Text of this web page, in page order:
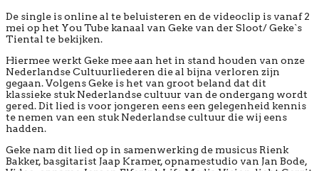
De single is online al te beluisteren en de videoclip is vanaf 2
mei op het You Tube kanaal van Geke van der Sloot/ Geke`s
Tiental te bekijken.
Hiermee werkt Geke mee aan het in stand houden van onze
Nederlandse Cultuurliederen die al bijna verloren zijn
gegaan. Volgens Geke is het van groot beland dat dit
klassieke stuk Nederlandse cultuur van de ondergang wordt
gered. Dit lied is voor jongeren eens een gelegenheid kennis
te nemen van een stuk Nederlandse cultuur die wij eens
hadden.
Geke nam dit lied op in samenwerking de musicus Rienk
Bakker, basgitarist Jaap Kramer, opnamestudio van Jan Bode,